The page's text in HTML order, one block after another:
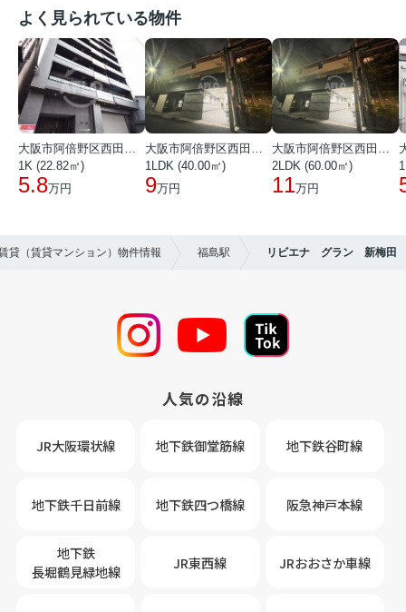
よく見られている物件
1K (22.82㎡)
5.8万円
1LDK (40.00㎡)
9万円
2LDK (60.00㎡)
11万円
貸（賃貸マンション）物件情報 福島駅 リビエナ グラン 新梅田
人気の沿線
JR大阪環状線 地下鉄御堂筋線 地下鉄谷町線
地下鉄千日前線 地下鉄四つ橋線 阪急神戸本線
地下鉄
長堀鶴見緑地線
JR東西線 JRおおさか車線